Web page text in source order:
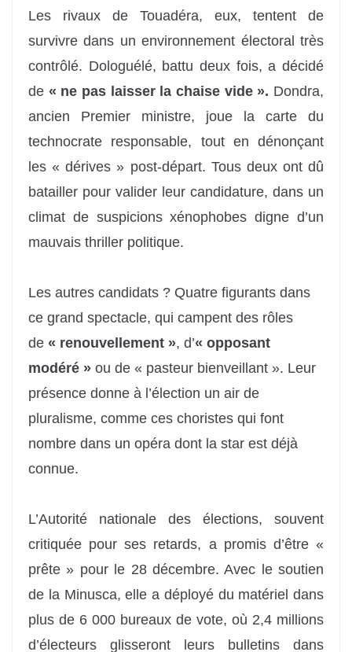
Les rivaux de Touadéra, eux, tentent de
survivre dans un environnement électoral très
contrôlé. Dologuélé, battu deux fois, a décidé
de « ne pas laisser la chaise vide ». Dondra,
ancien Premier ministre, joue la carte du
technocrate responsable, tout en dénonçant
les « dérives » post-départ. Tous deux ont dû
batailler pour valider leur candidature, dans un
climat de suspicions xénophobes digne d’un
mauvais thriller politique.
Les autres candidats ? Quatre figurants dans
ce grand spectacle, qui campent des rôles
de « renouvellement », d’« opposant
modéré » ou de « pasteur bienveillant ». Leur
présence donne à l’élection un air de
pluralisme, comme ces choristes qui font
nombre dans un opéra dont la star est déjà
connue.
L’Autorité nationale des élections, souvent
critiquée pour ses retards, a promis d’être «
prête » pour le 28 décembre. Avec le soutien
de la Minusca, elle a déployé du matériel dans
plus de 6 000 bureaux de vote, où 2,4 millions
d’électeurs glisseront leurs bulletins dans